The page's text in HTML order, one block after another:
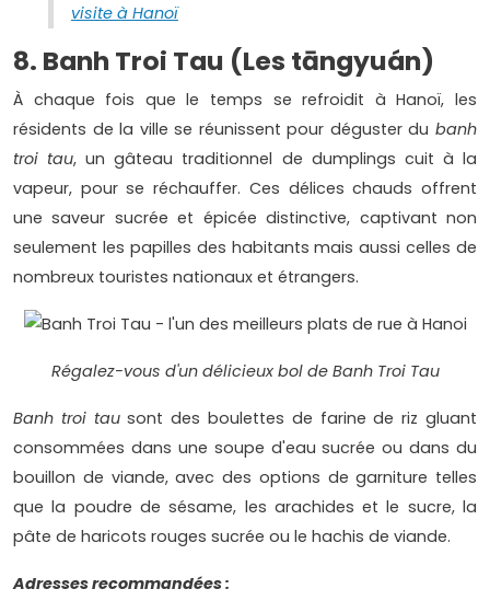
visite à Hanoï
8. Banh Troi Tau (Les tāngyuán)
À chaque fois que le temps se refroidit à Hanoï, les
résidents de la ville se réunissent pour déguster du banh
troi tau, un gâteau traditionnel de dumplings cuit à la
vapeur, pour se réchauffer. Ces délices chauds offrent
une saveur sucrée et épicée distinctive, captivant non
seulement les papilles des habitants mais aussi celles de
nombreux touristes nationaux et étrangers.
Régalez-vous d'un délicieux bol de Banh Troi Tau
Banh troi tausont des boulettes de farine de riz gluant
consommées dans une soupe d'eau sucrée ou dans du
bouillon de viande, avec des options de garniture telles
que la poudre de sésame, les arachides et le sucre, la
pâte de haricots rouges sucrée ou le hachis de viande.
Adresses recommandées :